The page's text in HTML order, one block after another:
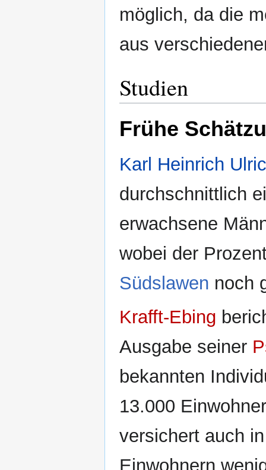
möglich, da die
aus
Studien
Frühe
Karl Heinrich
durchschnittlich
erwachsene
wobei der
Südslawen noch
Krafft-Ebing
Ausgabe seiner
bekannten
13.000
versichert auch
Einwohnern